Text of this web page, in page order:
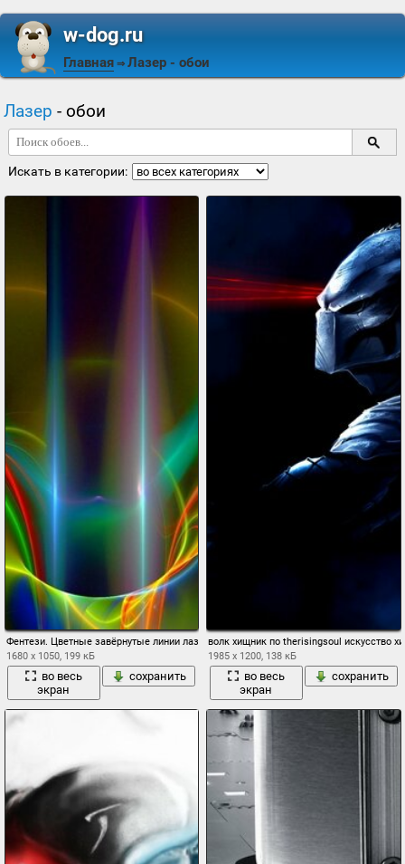
w-dog.ru
Главная ⇒ Лазер - обои
Лазер - обои
Искать в категории:
Фентези. Цветные завёрнутые линии лазера
1680 x 1050, 199 кБ
во весь
экран
сохранить
волк хищник по therisingsoul искусство
1985 x 1200, 138 кБ
во весь
экран
сохранить